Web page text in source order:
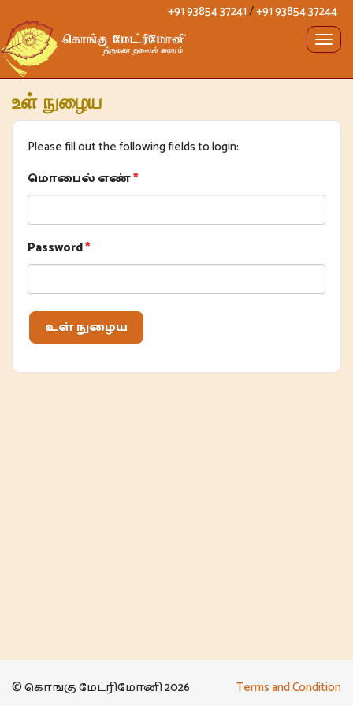
+91 93854 37241/+91 93854 37244
உள் நுழைய
Please fill out the following fields to login:
மொபைல் எண்
Password
உள் நுழைய
© கொங்கு மேட்ரிமோனி 2026 Terms and Condition